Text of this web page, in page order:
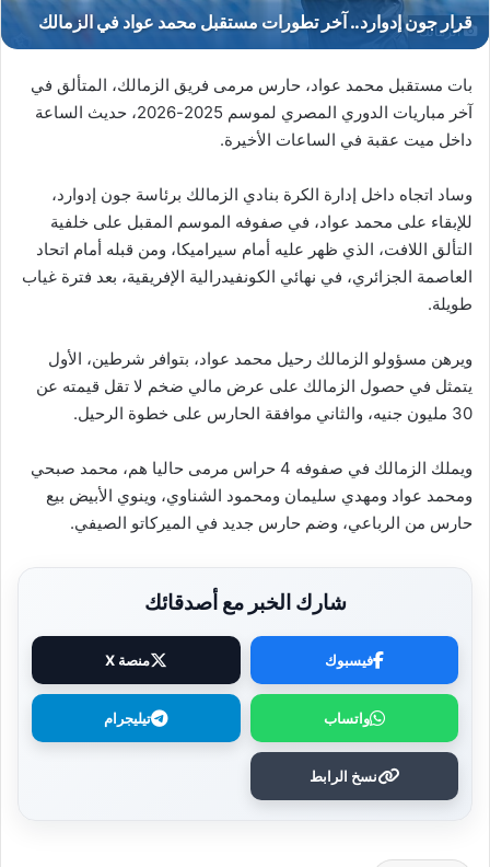
الزمالك
بات مستقبل محمد عواد، حارس مرمى فريق الزمالك، المتألق في
آخر مباريات الدوري المصري لموسم 2025-2026، حديث الساعة
داخل ميت عقبة في الساعات الأخيرة.
وساد اتجاه داخل إدارة الكرة بنادي الزمالك برئاسة جون إدوارد،
للإبقاء على محمد عواد، في صفوفه الموسم المقبل على خلفية
التألق اللافت، الذي ظهر عليه أمام سيراميكا، ومن قبله أمام اتحاد
العاصمة الجزائري، في نهائي الكونفيدرالية الإفريقية، بعد فترة غياب
طويلة.
ويرهن مسؤولو الزمالك رحيل محمد عواد، بتوافر شرطين، الأول
يتمثل في حصول الزمالك على عرض مالي ضخم لا تقل قيمته عن
30 مليون جنيه، والثاني موافقة الحارس على خطوة الرحيل.
ويملك الزمالك في صفوفه 4 حراس مرمى حاليا هم، محمد صبحي
ومحمد عواد ومهدي سليمان ومحمود الشناوي، وينوي الأبيض بيع
حارس من الرباعي، وضم حارس جديد في الميركاتو الصيفي.
شارك الخبر مع أصدقائك
فيسبوك منصة X
واتساب تيليجرام
نسخ الرابط